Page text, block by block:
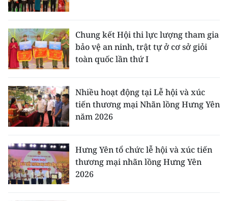
Chung kết Hội thi lực lượng tham gia
bảo vệ an ninh, trật tự ở cơ sở giỏi
toàn quốc lần thứ I
Nhiều hoạt động tại Lễ hội và xúc
tiến thương mại Nhãn lồng Hưng Yên
năm 2026
Hưng Yên tổ chức lễ hội và xúc tiến
thương mại nhãn lồng Hưng Yên
2026